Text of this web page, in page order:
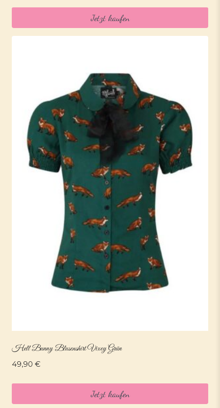
Jetzt kaufen
Hell Bunny Blusenshirt Vixey Grün
49,90 €
Jetzt kaufen